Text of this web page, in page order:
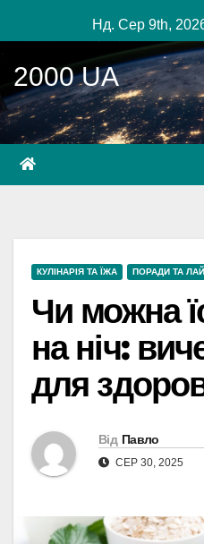
до
вмісту
Нд. Сер 9th,
2000 UA
КУЛІНАРІЯ ТА ЇЖА ПОРАДИ ТА
Чи можна
на ніч:
для
Від Павло
СЕР 30, 2025